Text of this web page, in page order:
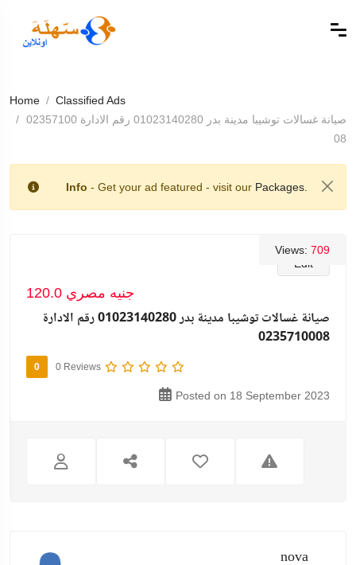
Home
Classified Ads
صيانة غسالات توشيبا مدينة بدر 01023140280 رقم الادارة 02357100
08
Info - Get your ad featured - visit our Packages.
Edit
Views: 709
120.0 جنيه مصري
صيانة غسالات توشيبا مدينة بدر 01023140280 رقم الادارة
0235710008
0 0 Reviews
Posted on 18 September 2023
nova